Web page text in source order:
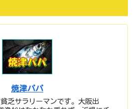
焼津パパ
乏サラリーマンです。大阪出